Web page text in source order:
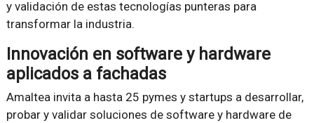
y validación de estas tecnologías punteras para
transformar la industria.
Innovación en software y hardware
aplicados a fachadas
Amaltea invita a hasta 25 pymes y startups a desarrollar,
probar y validar soluciones de software y hardware de